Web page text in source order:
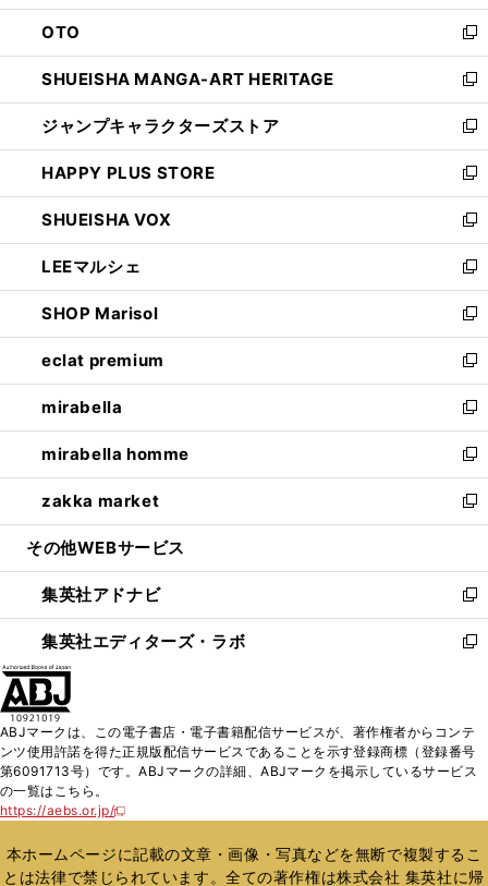
ウ
で
開
く
ン
ド
ウ
で
開
く
OTO
新
し
い
ウ
ィ
ン
ド
ウ
で
開
く
SHUEISHA MANGA-ART HERITAGE
新
し
い
ウ
ィ
ン
ド
ウ
で
開
く
ジャンプキャラクターズストア
新
し
い
ウ
ィ
ン
ド
ウ
で
開
く
HAPPY PLUS STORE
新
し
い
ウ
ィ
ン
ド
ウ
で
開
く
SHUEISHA VOX
新
し
い
ウ
ィ
ン
ド
ウ
で
開
く
LEEマルシェ
新
し
い
ウ
ィ
ン
ド
ウ
で
開
く
SHOP Marisol
新
し
い
ウ
ィ
ン
ド
ウ
で
開
eclat premium
新
し
い
ウ
ィ
ン
ド
ウ
開
く
mirabella
新
し
い
ウ
ィ
ン
ウ
で
開
く
mirabella homme
新
し
い
ウ
ン
ド
ウ
で
zakka market
新
し
ウ
ィ
ン
ド
く
その他WEBサービス
集英社アドナビ
新
し
い
ド
ウ
で
集英社エディターズ・ラボ
新
ィ
ン
ド
開
く
ABJマークは、この電子書店・電子書籍配信サービスが、著作権者からコンテ
ンツ使用許諾を得た正規版配信サービスであることを示す登録商標（登録番号
第6091713号）です。ABJマークの詳細、ABJマークを掲示しているサービス
の一覧はこちら。
https://aebs.or.jp/
新
い
ウ
本ホームページに記載の文章・画像・写真などを無断で複製するこ
とは法律で禁じられています。全ての著作権は株式会社 集英社に帰